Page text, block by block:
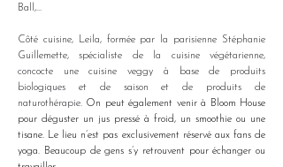
Ball,…
Côté cuisine, Leila, formée par la parisienne Stéphanie
Guillemette, spécialiste de la cuisine végétarienne,
concocte une cuisine veggy à base de produits
biologiques et de saison et de produits de
naturothérapie. On peut également venir à Bloom House
pour déguster un jus pressé à froid, un smoothie ou une
tisane. Le lieu n’est pas exclusivement réservé aux fans de
yoga. Beaucoup de gens s’y retrouvent pour échanger ou